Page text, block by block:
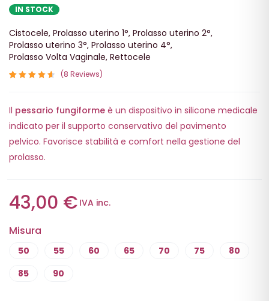
IN STOCK
Cistocele, Prolasso uterino 1°, Prolasso uterino 2°,
Prolasso uterino 3°, Prolasso uterino 4°,
Prolasso Volta Vaginale, Rettocele
5 su
recensioni
8 Reviews
Il pessario fungiforme è un dispositivo in silicone medicale
indicato per il supporto conservativo del pavimento
pelvico. Favorisce stabilità e comfort nella gestione del
prolasso.
43,00 € IVA inc.
Misura
50 55 60 65 70 75
80
85
90